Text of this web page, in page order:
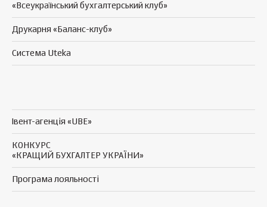
«Всеукраїнський бухгалтерський клуб»
Друкарня «Баланс-клуб»
Система Uteka
Івент-агенція «UBE»
КОНКУРС
«КРАЩИЙ БУХГАЛТЕР УКРАЇНИ»
Програма лояльності